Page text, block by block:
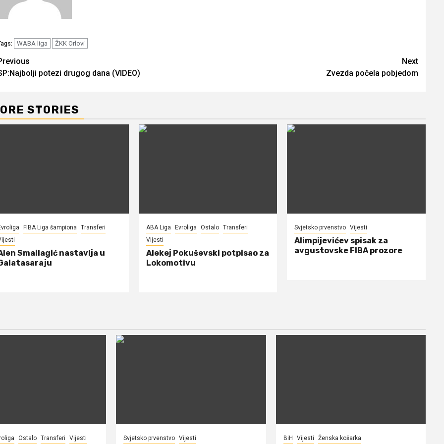
WABA liga ŽKK Orlovi
potezi drugog dana (VIDEO)
Next
Zvezda počela pobjedom
STORIES
FIBA Liga šampiona
Transferi
Smailagić nastavlja u
ABA Liga Evroliga Ostalo Transferi
Vijesti
Alekej Pokuševski potpisao za
Lokomotivu
Svjetsko prvenstvo Vijesti
Alimpijevićev spisak za
avgustovske FIBA prozore
Ostalo Transferi Vijesti Svjetsko prvenstvo Vijesti BiH Vijesti Ženska košarka